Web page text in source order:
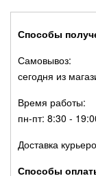
Способы
Самовывоз:
сегодня из
Время работы:
пн-пт: 8:30 -
Доставка
Способы